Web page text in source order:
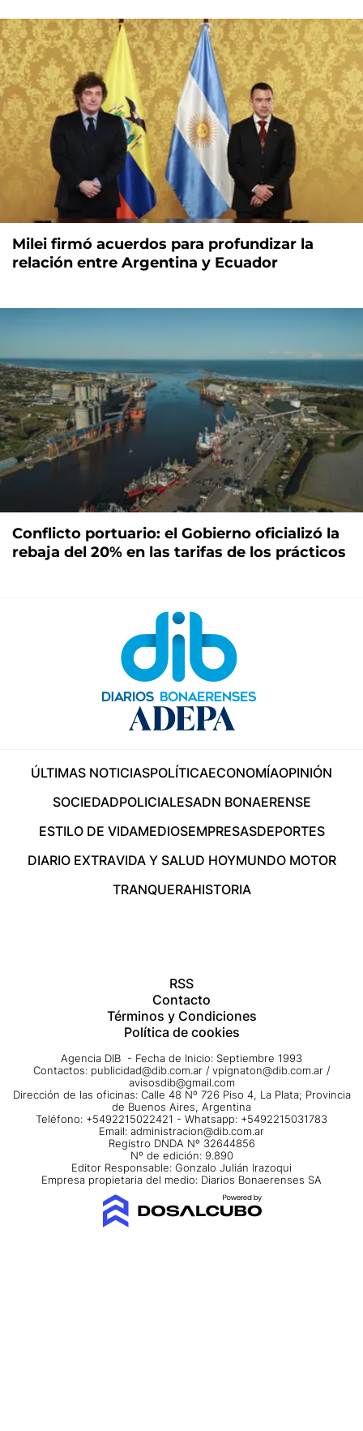
Milei firmó acuerdos para profundizar la
relación entre Argentina y Ecuador
Conflicto portuario: el Gobierno oficializó la
rebaja del 20% en las tarifas de los prácticos
ÚLTIMAS NOTICIASPOLÍTICAECONOMÍAOPINIÓN
SOCIEDADPOLICIALESADN BONAERENSE
ESTILO DE VIDAMEDIOSEMPRESASDEPORTES
DIARIO EXTRAVIDA Y SALUD HOYMUNDO MOTOR
TRANQUERAHISTORIA
RSS
Contacto
Términos y Condiciones
Política de cookies
Agencia DIB - Fecha de Inicio: Septiembre 1993
Contactos: publicidad@dib.com.ar / vpignaton@dib.com.ar /
avisosdib@gmail.com
Dirección de las oficinas: Calle 48 Nº 726 Piso 4, La Plata; Provincia
de Buenos Aires, Argentina
Teléfono: +5492215022421 - Whatsapp: +5492215031783
Email: administracion@dib.com.ar
Registro DNDA Nº 32644856
Nº de edición: 9.890
Editor Responsable: Gonzalo Julián Irazoqui
Empresa propietaria del medio: Diarios Bonaerenses SA